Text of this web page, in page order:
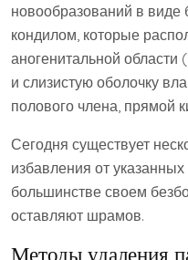
новообразований в виде
кондилом, которые
аногенитальной области
и слизистую оболочку
полового члена, прямой
Сегодня существует
избавления от
большинстве своем
оставляют шрамов.
Методы удаления